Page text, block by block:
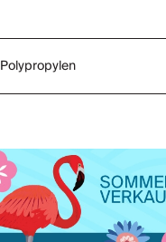
Polypropylen